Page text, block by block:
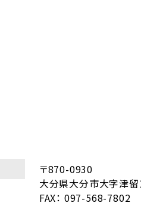
〒870-0930
大分県大分市大字津
FAX： 097-568-7802